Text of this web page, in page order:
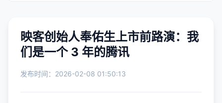
映客创始人奉佑生上市前路演：我
们是一个 3 年的腾讯
发布时间：2026-02-08 01:50:13